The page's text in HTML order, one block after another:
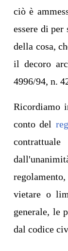
ciò è
essere di
della cosa,
il decoro
4996/94, n.
Ricordiamo
conto del
vietare o
generale, le
dal codice